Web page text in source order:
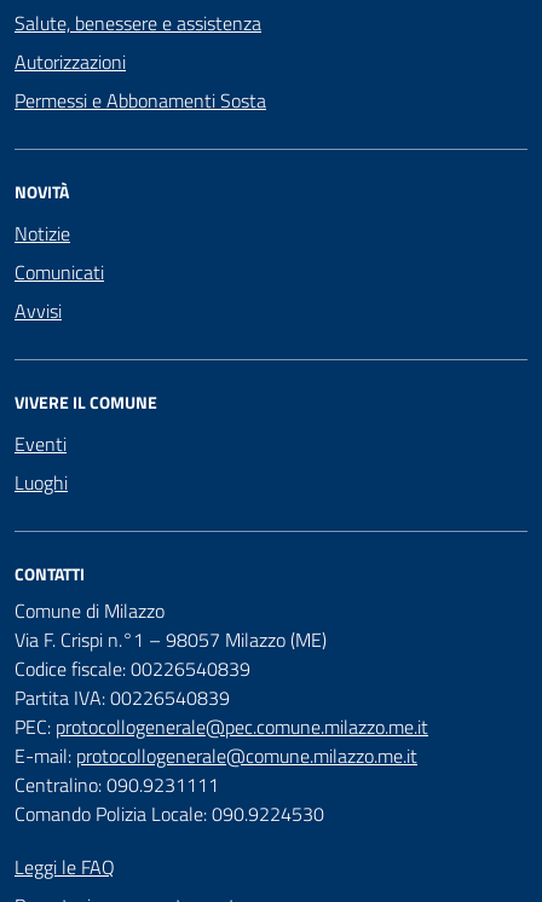
Salute, benessere e assistenza
Autorizzazioni
Permessi e Abbonamenti Sosta
NOVITÀ
Notizie
Comunicati
Avvisi
VIVERE IL COMUNE
Eventi
Luoghi
CONTATTI
Comune di Milazzo
Via F. Crispi n.°1 – 98057 Milazzo (ME)
Codice fiscale: 00226540839
Partita IVA: 00226540839
PEC: protocollogenerale@pec.comune.milazzo.me.it
E-mail: protocollogenerale@comune.milazzo.me.it
Centralino: 090.9231111
Comando Polizia Locale: 090.9224530
Leggi le FAQ